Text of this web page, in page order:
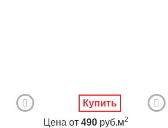
Цена от 490 руб.м2
Купить